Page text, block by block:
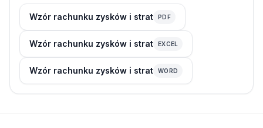
Wzór rachunku zysków i strat PDF
Wzór rachunku zysków i strat EXCEL
Wzór rachunku zysków i strat WORD